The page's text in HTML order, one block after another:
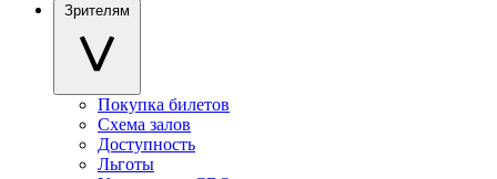
Зрителям
Покупка билетов
Схема залов
Доступность
Льготы